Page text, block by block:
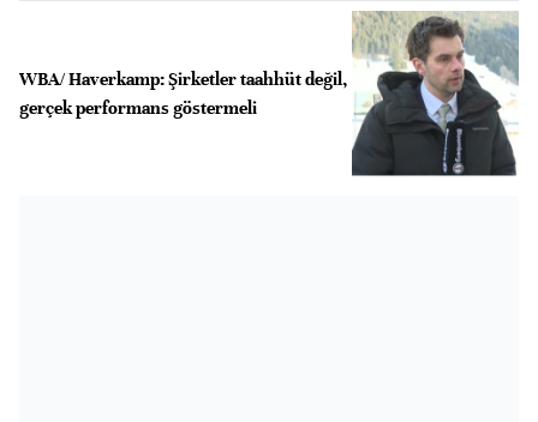
WBA/ Haverkamp: Şirketler taahhüt değil,
gerçek performans göstermeli